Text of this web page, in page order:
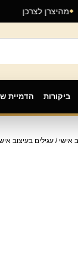
מהיצרן לצרכן
ביקורות הדמיית
אישי /עגילים בעיצוב